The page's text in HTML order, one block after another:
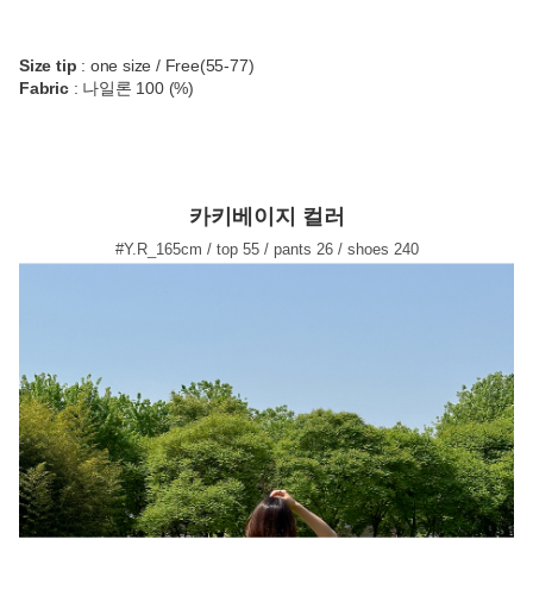
Size tip : one size / Free(55-77)
Fabric: 나일론 100 (%)
카키베이지 컬러
#Y.R_165cm / top 55 / pants 26 / shoes 240